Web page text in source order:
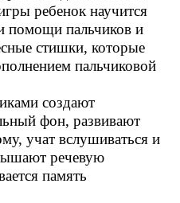
ребенок научится
помощи пальчиков и
стишки, которые
пальчиковой
создают
фон, развивают
учат вслушиваться и
речевую
память